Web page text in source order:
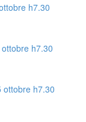
h7.30
h7.30
ottobre h7.30